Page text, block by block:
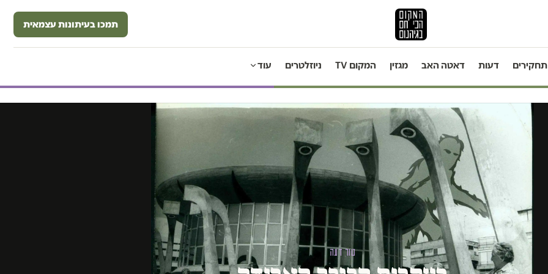
תמכו בעיתונות עצמאית
תחקירים דעות דאטה האב מגזין המקום TV ניוזלטרים עוד
טור דעה